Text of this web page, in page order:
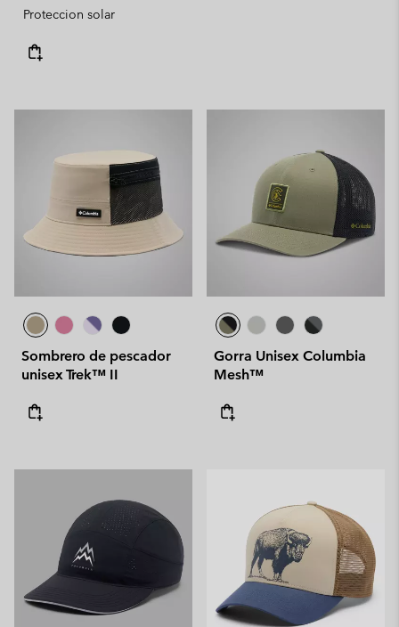
Proteccion solar
Sombrero de pescador
unisex Trek™ II
Gorra Unisex Columbia
Mesh™